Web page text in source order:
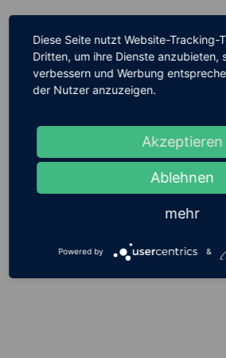
Diese Seite nutzt Website-Tracking-
Dritten, um ihre Dienste anzubieten,
verbessern und Werbung
der Nutzer anzuzeigen.
Akzeptieren
Ablehnen
mehr
Powered by &